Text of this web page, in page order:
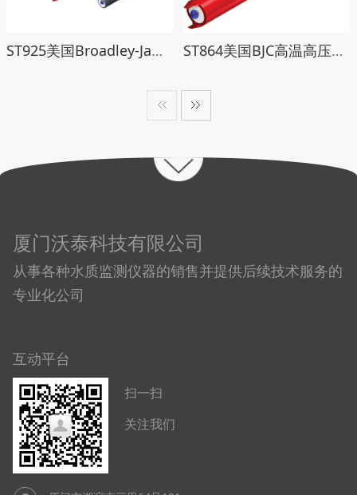
ST925美国Broadley-James高温高压电极带Pt1000温补 ST864美国BJC高温高压电极带Pt100温补和3米线
厦门沃泰科技有限公司
从事各种水质监测仪器的销售并提供后续技术服务的
专业化公司
互动平台
扫一扫
关注我们